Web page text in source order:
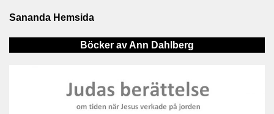
Sananda Hemsida
Böcker av Ann Dahlberg